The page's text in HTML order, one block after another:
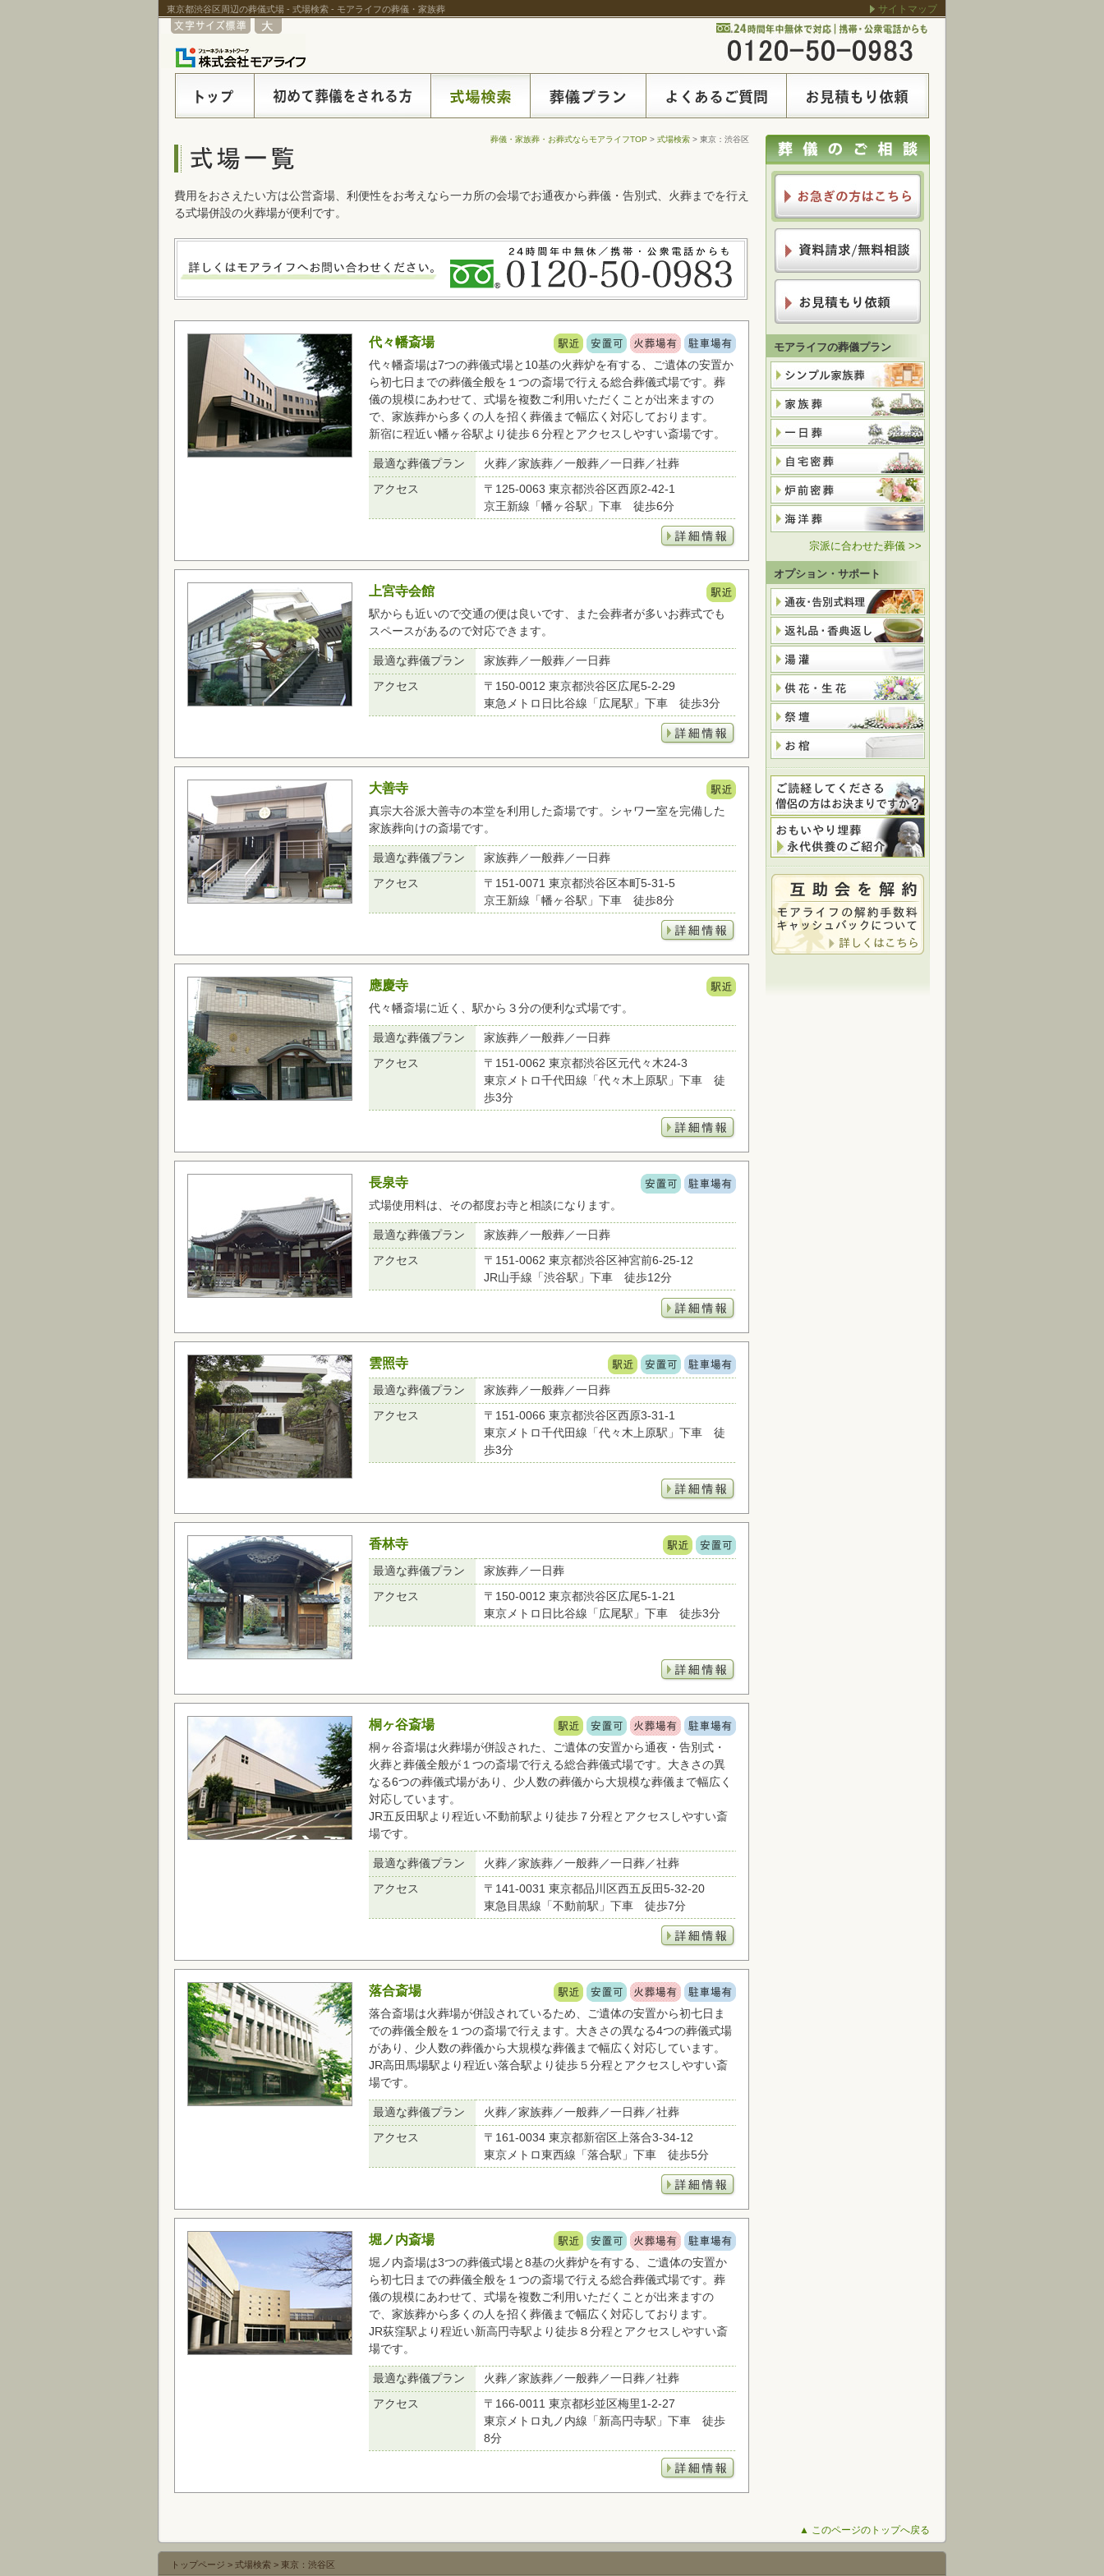
東京都渋谷区周辺の葬儀式場 - 式場検索 - モアライフの葬儀・家族葬 サイトマップ
葬儀・家族葬・お葬式ならモアライフTOP > 式場検索 > 東京：渋谷区
費用をおさえたい方は公営斎場、利便性をお考えなら一カ所の会場でお通夜から葬儀・告別式、火葬までを行え
る式場併設の火葬場が便利です。
代々幡斎場
代々幡斎場は7つの葬儀式場と10基の火葬炉を有する、ご遺体の安置か
ら初七日までの葬儀全般を１つの斎場で行える総合葬儀式場です。葬
儀の規模にあわせて、式場を複数ご利用いただくことが出来ますの
で、家族葬から多くの人を招く葬儀まで幅広く対応しております。
新宿に程近い幡ヶ谷駅より徒歩６分程とアクセスしやすい斎場です。
最適な葬儀プラン
火葬／家族葬／一般葬／一日葬／社葬
アクセス
〒125-0063 東京都渋谷区西原2-42-1
京王新線「幡ヶ谷駅」下車 徒歩6分
上宮寺会館
駅からも近いので交通の便は良いです、また会葬者が多いお葬式でも
スペースがあるので対応できます。
最適な葬儀プラン
家族葬／一般葬／一日葬
アクセス
〒150-0012 東京都渋谷区広尾5-2-29
東急メトロ日比谷線「広尾駅」下車 徒歩3分
大善寺
真宗大谷派大善寺の本堂を利用した斎場です。シャワー室を完備した
家族葬向けの斎場です。
最適な葬儀プラン
家族葬／一般葬／一日葬
アクセス
〒151-0071 東京都渋谷区本町5-31-5
京王新線「幡ヶ谷駅」下車 徒歩8分
應慶寺
代々幡斎場に近く、駅から３分の便利な式場です。
最適な葬儀プラン
家族葬／一般葬／一日葬
アクセス
〒151-0062 東京都渋谷区元代々木24-3
東京メトロ千代田線「代々木上原駅」下車 徒
歩3分
長泉寺
式場使用料は、その都度お寺と相談になります。
最適な葬儀プラン
家族葬／一般葬／一日葬
アクセス
〒151-0062 東京都渋谷区神宮前6-25-12
JR山手線「渋谷駅」下車 徒歩12分
雲照寺
最適な葬儀プラン
家族葬／一般葬／一日葬
アクセス
〒151-0066 東京都渋谷区西原3-31-1
東京メトロ千代田線「代々木上原駅」下車 徒
歩3分
香林寺
最適な葬儀プラン
家族葬／一日葬
アクセス
〒150-0012 東京都渋谷区広尾5-1-21
東京メトロ日比谷線「広尾駅」下車 徒歩3分
桐ヶ谷斎場
桐ヶ谷斎場は火葬場が併設された、ご遺体の安置から通夜・告別式・
火葬と葬儀全般が１つの斎場で行える総合葬儀式場です。大きさの異
なる6つの葬儀式場があり、少人数の葬儀から大規模な葬儀まで幅広く
対応しています。
JR五反田駅より程近い不動前駅より徒歩７分程とアクセスしやすい斎
場です。
最適な葬儀プラン
火葬／家族葬／一般葬／一日葬／社葬
アクセス
〒141-0031 東京都品川区西五反田5-32-20
東急目黒線「不動前駅」下車 徒歩7分
落合斎場
落合斎場は火葬場が併設されているため、ご遺体の安置から初七日ま
での葬儀全般を１つの斎場で行えます。大きさの異なる4つの葬儀式場
があり、少人数の葬儀から大規模な葬儀まで幅広く対応しています。
JR高田馬場駅より程近い落合駅より徒歩５分程とアクセスしやすい斎
場です。
最適な葬儀プラン
火葬／家族葬／一般葬／一日葬／社葬
アクセス
〒161-0034 東京都新宿区上落合3-34-12
東京メトロ東西線「落合駅」下車 徒歩5分
堀ノ内斎場
堀ノ内斎場は3つの葬儀式場と8基の火葬炉を有する、ご遺体の安置か
ら初七日までの葬儀全般を１つの斎場で行える総合葬儀式場です。葬
儀の規模にあわせて、式場を複数ご利用いただくことが出来ますの
で、家族葬から多くの人を招く葬儀まで幅広く対応しております。
JR荻窪駅より程近い新高円寺駅より徒歩８分程とアクセスしやすい斎
場です。
最適な葬儀プラン
火葬／家族葬／一般葬／一日葬／社葬
アクセス
〒166-0011 東京都杉並区梅里1-2-27
東京メトロ丸ノ内線「新高円寺駅」下車 徒歩
8分
モアライフの葬儀プラン
宗派に合わせた葬儀 >>
オプション・サポート
▲ このページのトップへ戻る
トップページ > 式場検索 > 東京：渋谷区